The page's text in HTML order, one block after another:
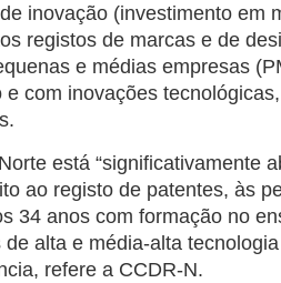
inovação (investimento em
registos de marcas e de
e médias empresas
e com inovações
está “significativamente
ao registo de patentes, às
34 anos com formação no
alta e média-alta
refere a CCDR-N.